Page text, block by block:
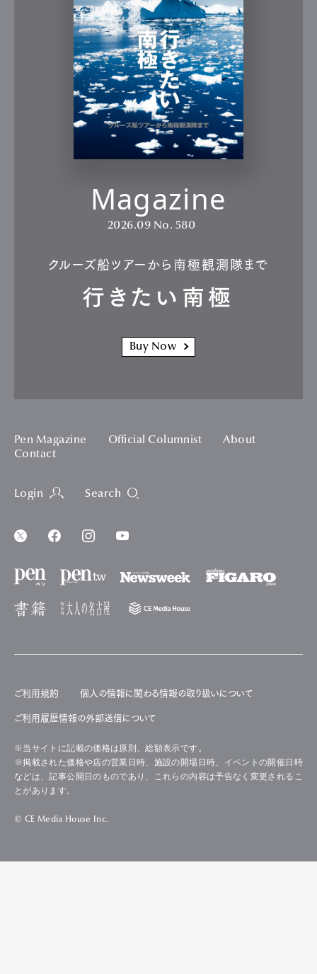
Magazine
2026.09 No. 580
クルーズ船ツアーから南極観測隊まで
行きたい南極
Buy Now
Pen Magazine Official Columnist
About
Contact
Login Search
ご利用規約 個人の情報に関わる情報の取り扱いについて
ご利用履歴情報の外部送信について
※当サイトに記載の価格は原則、総額表示です。
※掲載された価格や店の営業日時、施設の開場日時、イベントの開催日時
などは、記事公開日のものであり、これらの内容は予告なく変更されるこ
とがあります。
© CE Media House Inc.